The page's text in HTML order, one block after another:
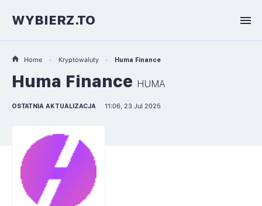
WYBIERZ.TO
Home Kryptowaluty Huma Finance
Huma Finance HUMA
OSTATNIA AKTUALIZACJA 11:06, 23 Jul 2025